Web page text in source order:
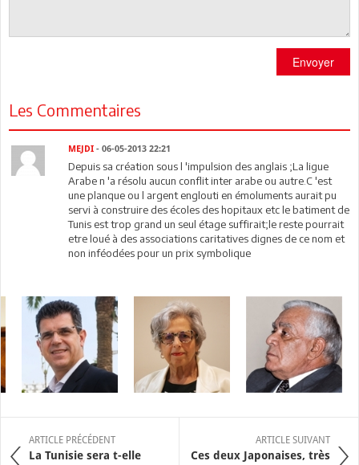
Envoyer
Les Commentaires
MEJDI - 06-05-2013 22:21
Depuis sa création sous l 'impulsion des anglais ;La ligue
Arabe n 'a résolu aucun conflit inter arabe ou autre.C 'est
une planque ou l argent englouti en émoluments aurait pu
servi à construire des écoles des hopitaux etc le batiment de
Tunis est trop grand un seul étage suffirait;le reste pourrait
etre loué à des associations caritatives dignes de ce nom et
non inféodées pour un prix symbolique
ARTICLE PRÉCÉDENT
La Tunisie sera t-elle
ARTICLE SUIVANT
Ces deux Japonaises, très